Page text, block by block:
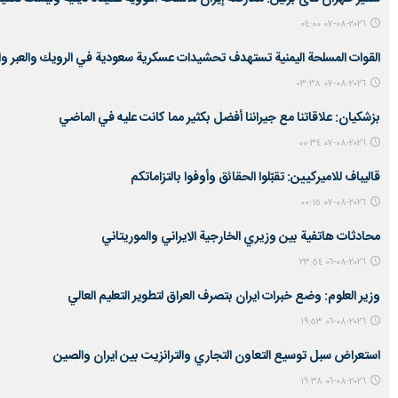
٢٠٢٦-٠٨-٠٧ ٠٤:٠٠
القوات المسلحة اليمنية تستهدف تحشيدات عسكرية سعودية في الرويك والعبر
٢٠٢٦-٠٨-٠٧ ٠٣:٣٨
بزشكيان: علاقاتنا مع جيراننا أفضل بكثير مما كانت عليه في الماضي
٢٠٢٦-٠٨-٠٧ ٠٠:٣٤
قاليباف للاميركيين: تقبّلوا الحقائق وأوفوا بالتزاماتكم
٢٠٢٦-٠٨-٠٧ ٠٠:١٥
محادثات هاتفية بين وزيري الخارجية الايراني والموريتاني
٢٠٢٦-٠٨-٠٦ ٢٣:٥٤
وزير العلوم: وضع خبرات ايران بتصرف العراق لتطوير التعليم العالي
٢٠٢٦-٠٨-٠٦ ١٩:٥٣
استعراض سبل توسيع التعاون التجاري والترانزيت بين ايران والصين
٢٠٢٦-٠٨-٠٦ ١٩:٣٨